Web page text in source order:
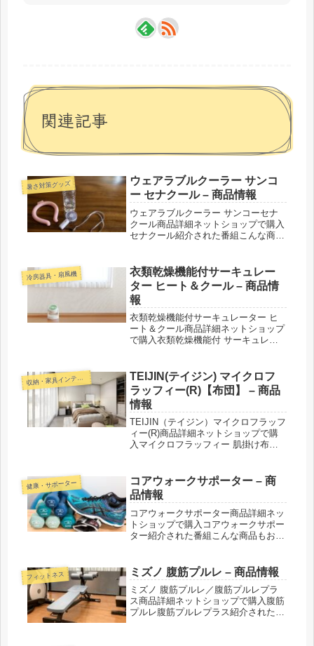
関連記事
暑さ対策グッズ
ウェアラブルクーラー サンコ
ー セナクール – 商品情報
ウェアラブルクーラー サンコーセナ
クール商品詳細ネットショップで購入
セナクール紹介された番組こんな商品
冷房器具・扇風機
衣類乾燥機能付サーキュレー
ター ヒート＆クール – 商品情
報
衣類乾燥機能付サーキュレーター ヒ
ート＆クール商品詳細ネットショップ
で購入衣類乾燥機能付 サーキュレー
ト&クール【HC-T2494】紹介された番
組こんな商品もおス...
収
納・家具インテリア
TEIJIN(テイジン) マイクロフ
ラッフィー(R)【布団】 – 商品
情報
TEIJIN（テイジン）マイクロフラッフ
ィー(R)商品詳細ネットショップで購
入マイクロフラッフィー 肌掛け布団
健康・サポーター
コアウォークサポーター – 商
品情報
コアウォークサポーター商品詳細ネッ
トショップで購入コアウォークサポー
ター紹介された番組こんな商品もおス
フィットネス ミズノ 腹筋プルレ – 商品情報
ミズノ 腹筋プルレ／腹筋プルレプラ
ス商品詳細ネットショップで購入腹筋
プルレ腹筋プルレプラス紹介された番